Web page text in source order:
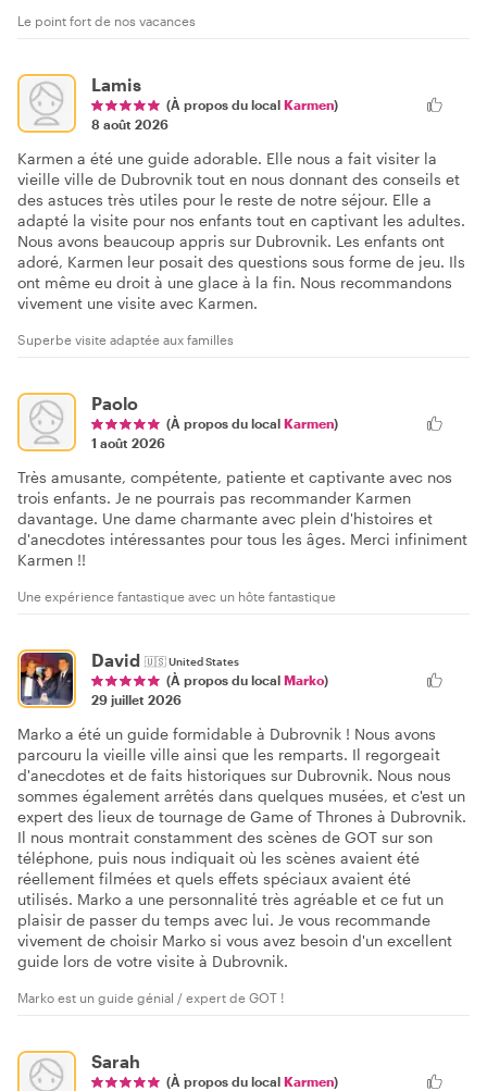
Le point fort de nos vacances
Lamis
(À propos du local Karmen)
8 août 2026
Karmen a été une guide adorable. Elle nous a fait visiter la
vieille ville de Dubrovnik tout en nous donnant des conseils et
des astuces très utiles pour le reste de notre séjour. Elle a
adapté la visite pour nos enfants tout en captivant les adultes.
Nous avons beaucoup appris sur Dubrovnik. Les enfants ont
adoré, Karmen leur posait des questions sous forme de jeu. Ils
ont même eu droit à une glace à la fin. Nous recommandons
vivement une visite avec Karmen.
Superbe visite adaptée aux familles
Paolo
(À propos du local Karmen)
1 août 2026
Très amusante, compétente, patiente et captivante avec nos
trois enfants. Je ne pourrais pas recommander Karmen
davantage. Une dame charmante avec plein d'histoires et
d'anecdotes intéressantes pour tous les âges. Merci infiniment
Karmen !!
Une expérience fantastique avec un hôte fantastique
David 🇺🇸United States
(À propos du local Marko)
29 juillet 2026
Marko a été un guide formidable à Dubrovnik ! Nous avons
parcouru la vieille ville ainsi que les remparts. Il regorgeait
d'anecdotes et de faits historiques sur Dubrovnik. Nous nous
sommes également arrêtés dans quelques musées, et c'est un
expert des lieux de tournage de Game of Thrones à Dubrovnik.
Il nous montrait constamment des scènes de GOT sur son
téléphone, puis nous indiquait où les scènes avaient été
réellement filmées et quels effets spéciaux avaient été
utilisés. Marko a une personnalité très agréable et ce fut un
plaisir de passer du temps avec lui. Je vous recommande
vivement de choisir Marko si vous avez besoin d'un excellent
guide lors de votre visite à Dubrovnik.
Marko est un guide génial / expert de GOT !
Sarah
(À propos du local Karmen)